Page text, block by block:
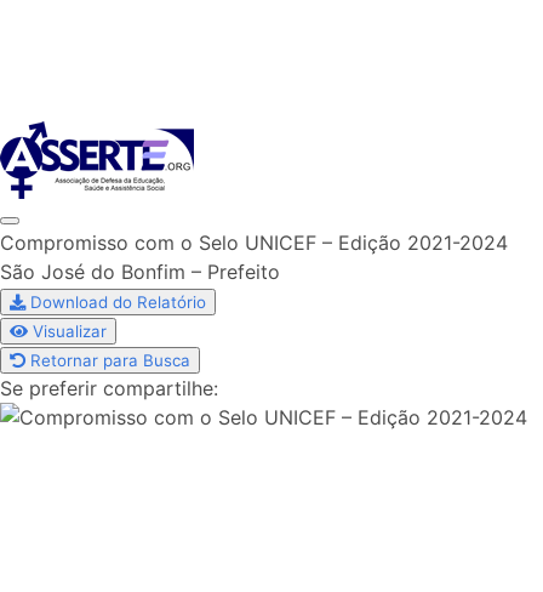
Skip
to
content
Compromisso com o Selo UNICEF – Edição 2021-2024
São José do Bonfim – Prefeito
Download do Relatório
Visualizar
Retornar para Busca
Se preferir compartilhe: